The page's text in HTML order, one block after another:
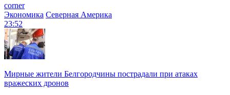
corner
Экономика Северная Америка
23:52
Мирные жители Белгородчины пострадали при атаках
вражеских дронов